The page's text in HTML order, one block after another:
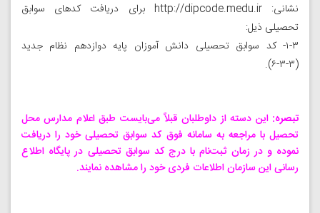
نشانی:http://dipcode.medu.ir برای دریافت کدهای سوابق
تحصیلی ذیل:
۱-۳- کد سوابق تحصیلی دانش آموزان پایه دوازدهم نظام جدید
(۳-۳-۶).
تبصره: این دسته از داوطلبان قبلاً می‌بایست طبق اعلام مدارس محل
تحصیل با مراجعه به سامانه فوق کد سوابق تحصیلی خود را دریافت
نموده و در زمان ثبت‌نام با درج کد سوابق تحصیلی در پایگاه اطلاع‌
رسانی این سازمان اطلاعات فردی خود را مشاهده ‌نمایند.